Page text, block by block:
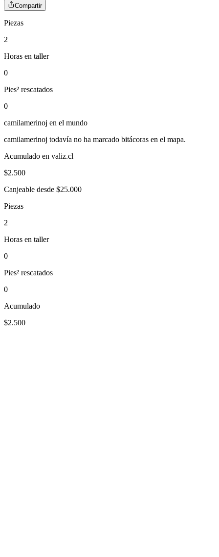
Compartir
Piezas
2
Horas en taller
0
Pies² rescatados
0
camilamerinoj en el mundo
camilamerinoj todavía no ha marcado bitácoras en el mapa.
Acumulado en valiz.cl
$2.500
Canjeable desde $25.000
Piezas
2
Horas en taller
0
Pies² rescatados
0
Acumulado
$2.500